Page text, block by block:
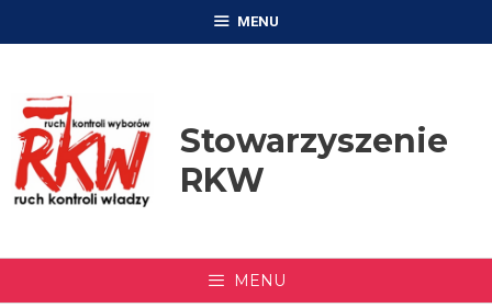
MENU
Stowarzyszenie
RKW
MENU